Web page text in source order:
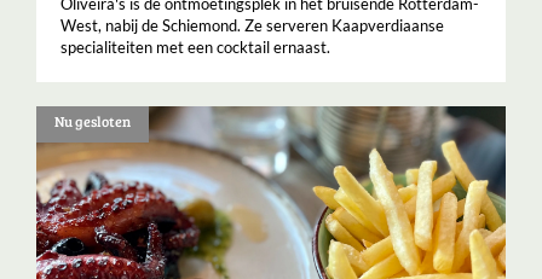
West, nabij de Schiemond. Ze serveren Kaapverdiaanse
specialiteiten met een cocktail ernaast.
Nu gesloten